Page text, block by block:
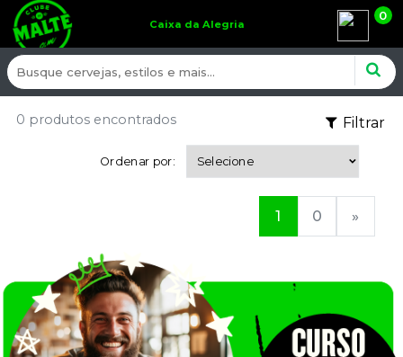
Caixa da Alegria
0
Filtrar
0 produtos encontrados
Ordenar por:
1 0 »